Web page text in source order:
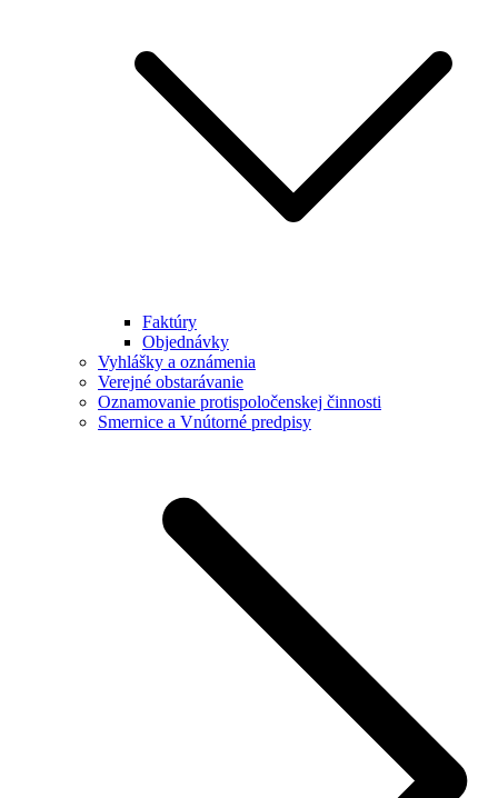
Faktúry
Objednávky
Vyhlášky a oznámenia
Verejné obstarávanie
Oznamovanie protispoločenskej činnosti
Smernice a Vnútorné predpisy